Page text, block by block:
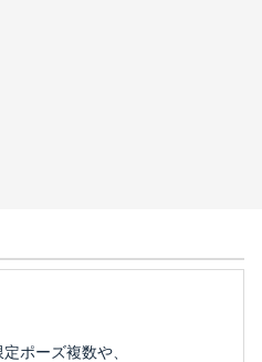
ポーズ複数や、